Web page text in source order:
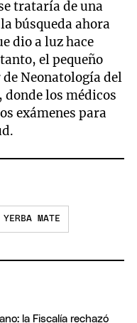
trataría de una
búsqueda ahora
dio a luz hace
el pequeño
Neonatología del
los médicos
exámenes para
YERBA MATE
la Fiscalía rechazó